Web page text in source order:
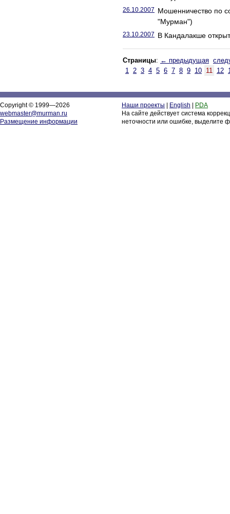
26.10.2007 Мошенничество по
"Мурман")
23.10.2007 В Кандалакше
Страницы: ← предыдущая
1 2 3 4 5 6 7 8 9 10 11 12
Copyright © 1999—2026
webmaster@murman.ru
Размещение информации
Наши проекты English
PDA
На сайте действует система
неточности или ошибке, выделите